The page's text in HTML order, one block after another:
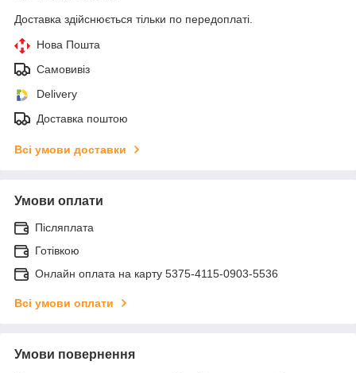
Доставка здійснюється тільки по передоплаті.
Нова Пошта
Самовивіз
Delivery
Доставка поштою
Всі умови доставки
Умови оплати
Післяплата
Готівкою
Онлайн оплата на карту 5375-4115-0903-5536
Всі умови оплати
Умови повернення